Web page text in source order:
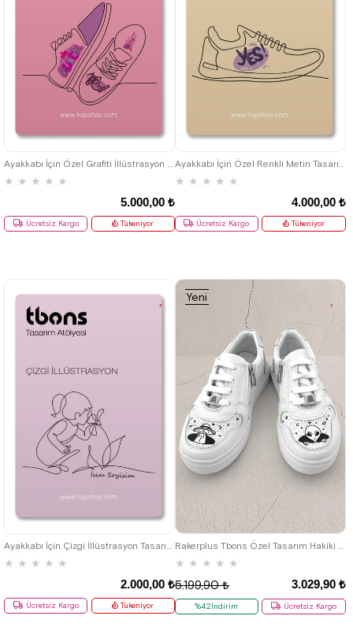
★ ★ ★ ★ ★
5.000,00 ₺
Ücretsiz Kargo Tükeniyor
★ ★ ★ ★ ★
4.000,00 ₺
Ücretsiz Kargo Tükeniyor
Ayakkabı İçin Çizgi İllüstrasyon Tasarım Paketi
★ ★ ★ ★ ★
2.000,00 ₺
Ücretsiz Kargo Tükeniyor
Rakerplus Tbons Özel Tasarım Hakiki Deri Beyaz Bağcıklı Fermuarlı Çocuk Ayakkabı
★ ★ ★ ★ ★
3.029,90 ₺
5.199,90 ₺
%42İndirim Ücretsiz Kargo
Yeni
Ürün
31
34 36 37 38 39